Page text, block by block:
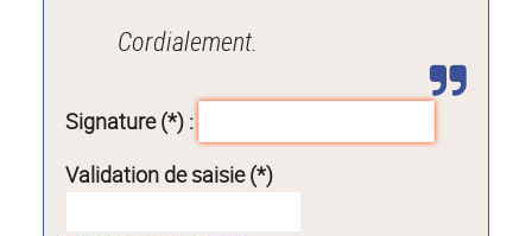
Cordialement.
Signature (*) :
Validation de saisie (*)